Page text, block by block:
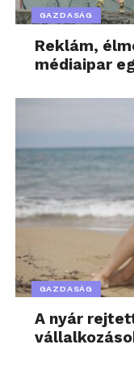
GAZDASÁG
Reklám,
médiaipar
GAZDASÁG
A nyár